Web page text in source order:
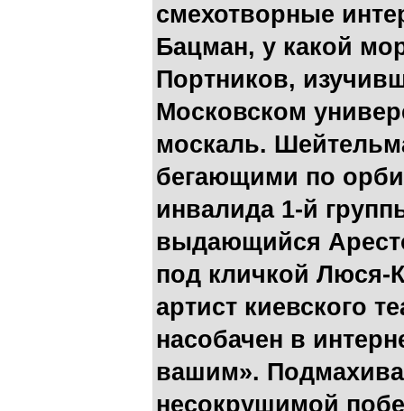
смехотворные
Бацман, у какой
Портников,
Московском
москаль.
бегающими по
инвалида 1-й
выдающийся
под кличкой Люся-
артист киевского
насобачен в
вашим».
несокрушимой